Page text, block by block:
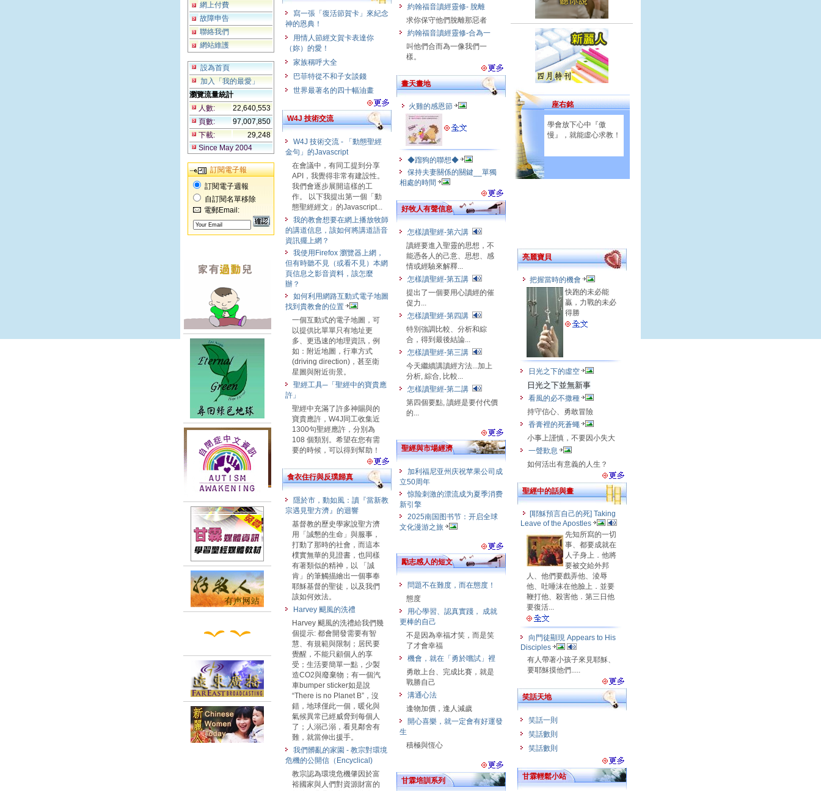
網上付費
故障申告
聯絡我們
網站維護
設為首頁
加入「我的最愛」
瀏覽流量統計
人數:
22,640,553
頁數:
97,007,850
下載:
29,248
Since May 2004
訂閱電子報
訂閱電子週報
自訂閱名單移除
電郵Email:
寫一張「復活節賀卡」來紀念
神的恩典！
用情人節經文賀卡表達你
（妳）的愛！
家族稱呼大全
巴菲特從不和子女談錢
世界最著名的四十幅油畫
W4J 技術交流
W4J 技術交流 - 「動態聖經
金句」的Javascript
在會議中，有同工提到分享
API，我覺得非常有建設性。
我們會逐步展開這樣的工
作。 以下我提出第一個「動
態聖經經文」的Javascript...
我的教會想要在網上播放牧師
的講道信息，該如何將講道語音
資訊擺上網？
我使用Firefox 瀏覽器上網，
但有時聽不見（或看不見）本網
頁信息之影音資料，該怎麼
辦？
如何利用網路互動式電子地圖
找到貴教會的位置
一個互動式的電子地圖，可
以提供比單單只有地址更
多、更迅速的地理資訊，例
如：附近地圖，行車方式
(driving direction)，甚至衛
星圖與附近街景。
聖經工具─「聖經中的寶貴應
許」
聖經中充滿了許多神賜與的
寶貴應許，W4J同工收集近
1300句聖經應許，分別為
108 個類別。希望在您有需
要的時候，可以得到幫助！
食衣住行與反璞歸真
隱於市，動如風：讀『當新教
宗遇見聖方濟』的迴響
基督教的歷史學家說聖方濟
用「誠懇的生命」與服事，
打動了那時的社會，而這本
樸實無華的見證書，也同樣
有著類似的精神，以 「誠
肯」的筆觸描繪出一個事奉
耶穌基督的聖徒，以及我們
該如何效法。
Harvey 颶風的洗禮
Harvey 颶風的洗禮給我們幾
個提示: 都會開發需要有智
慧、有規範與限制；居民要
覺醒，不能只顧個人的享
受；生活要簡單一點，少製
造CO2與廢棄物；有一個汽
車bumper sticker如是說
“There is no Planet B”，沒
錯，地球僅此一個，暖化與
氣候異常已經威脅到每個人
了；人溺己溺，看見鄰舍有
難，就當伸出援手。
我們髒亂的家園 - 教宗對環境
危機的公開信（Encyclical)
教宗認為環境危機肇因於富
裕國家與人們對資源財富的
約翰福音讀經靈修- 脫離
求你保守他們脫離那惡者
約翰福音讀經靈修-合為一
叫他們合而為一像我們一
樣。
畫天畫地
火雞的感恩節
◆蹓狗的聯想◆
保持夫妻關係的關鍵__單獨
相處的時間
好牧人有聲信息
怎樣讀聖經-第六講
讀經要進入聖靈的思想，不
能憑各人的己意、思想、感
情或經驗來解釋...
怎樣讀聖經-第五講
提出了一個要用心讀經的催
促力...
怎樣讀聖經-第四講
特別強調比較、分析和綜
合，得到最後結論...
怎樣讀聖經-第三講
今天繼續講讀經方法...加上
分析, 綜合, 比較...
怎樣讀聖經-第二講
第四個要點, 讀經是要付代價
的...
聖經與市場經濟
加利福尼亚州庆祝苹果公司成
立50周年
惊险刺激的漂流成为夏季消费
新引擎
2025南国图书节：开启全球
文化漫游之旅
勵志感人的短文
問題不在難度，而在態度！
態度
用心學習、認真實踐， 成就
更棒的自己
不是因為幸福才笑，而是笑
了才會幸福
機會，就在「勇於嚐試」裡
勇敢上台、完成比賽，就是
戰勝自己
溝通心法
逢物加價，逢人減歲
開心喜樂，就一定會有好運發
生
積極與恆心
甘霖培訓系列
座右銘
學會放下心中『傲
慢』，就能虛心求教！
亮麗寶貝
把握當時的機會
快跑的未必能
贏，力戰的未必
得勝
日光之下的虛空
日光之下並無新事
看風的必不撒種
持守信心、勇敢冒險
香膏裡的死蒼蠅
小事上謹慎，不要因小失大
一聲歎息
如何活出有意義的人生？
聖經中的話與畫
[耶穌預言自己的死] Taking
Leave of the Apostles
先知所寫的一切
事、都要成就在
人子身上．他將
要被交給外邦
人、他們要戲弄他、淩辱
他、吐唾沫在他臉上．並要
鞭打他、殺害他．第三日他
要復活...
向門徒顯現 Appears to His
Disciples
有人帶著小孩子來見耶穌、
要耶穌摸他們.....
笑話天地
笑話一則
笑話數則
笑話數則
甘霖輕鬆小站